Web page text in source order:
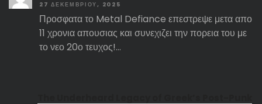
27 ΔΕΚΕΜΒΡΊΟΥ, 2025
Προσφατα το Metal Defiance επεστρεψε μετα απο
11 χρονια απουσιας και συνεχιζει την πορεια του με
το νεο 20ο τευχος!…